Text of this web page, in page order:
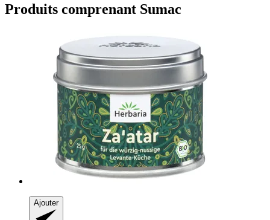
Produits comprenant Sumac
Ajouter